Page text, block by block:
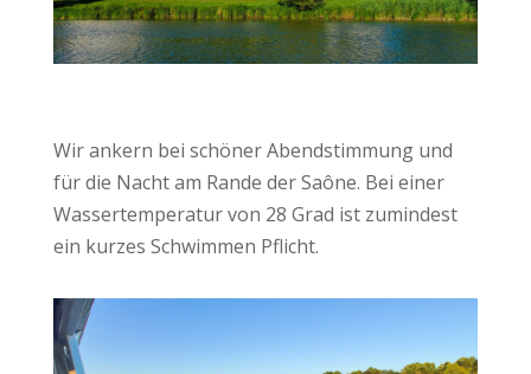
Wir ankern bei schöner Abendstimmung und
für die Nacht am Rande der Saône. Bei einer
Wassertemperatur von 28 Grad ist zumindest
ein kurzes Schwimmen Pflicht.